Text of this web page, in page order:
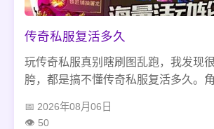
传奇私服复活多久
玩传奇私服真别瞎刷图乱跑，我发现
胯，都是搞不懂传奇私服复活多久。
小怪、精英和BOSS刷新节奏差别很大
2026年08月06日
50